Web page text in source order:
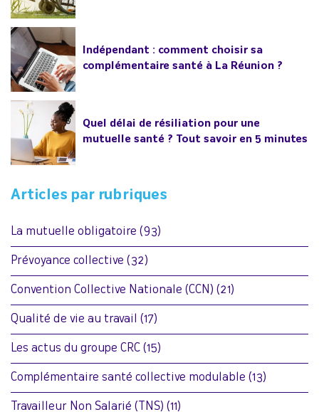
Indépendant : comment choisir sa
complémentaire santé à La Réunion ?
Quel délai de résiliation pour une
mutuelle santé ? Tout savoir en 5 minutes
Articles par rubriques
La mutuelle obligatoire (93)
Prévoyance collective (32)
Convention Collective Nationale (CCN) (21)
Qualité de vie au travail (17)
Les actus du groupe CRC (15)
Complémentaire santé collective modulable (13)
Travailleur Non Salarié (TNS) (11)